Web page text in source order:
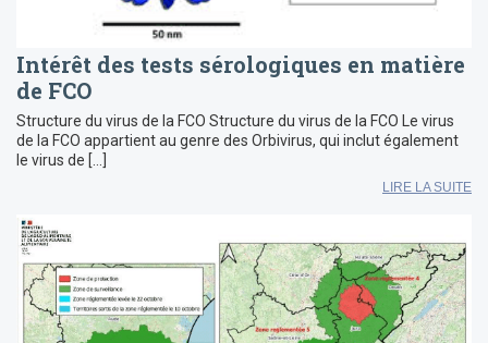
Intérêt des tests sérologiques en matière
de FCO
Structure du virus de la FCO Structure du virus de la FCO Le virus
de la FCO appartient au genre des Orbivirus, qui inclut également
le virus de […]
LIRE LA SUITE